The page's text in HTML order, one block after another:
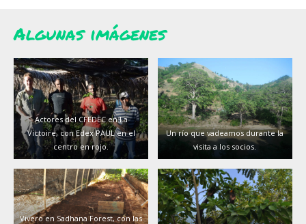
Algunas imágenes
Actores del CFEDEC en La
Victoire, con Edex PAUL en el
centro en rojo.
Un río que vadeamos durante la
visita a los socios.
Vivero en Sadhana Forest, con las